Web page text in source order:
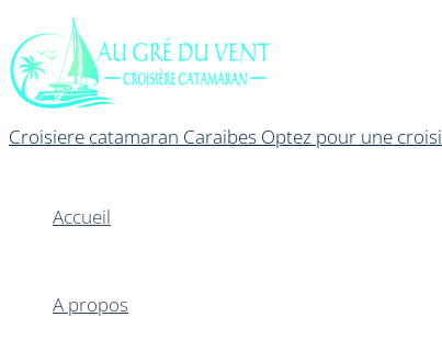
au
contenu
Croisiere catamaran Caraibes Optez pour une
Accueil
A propos